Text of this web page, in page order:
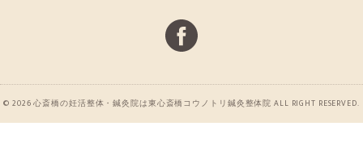
© 2026 心斎橋の妊活整体・鍼灸院は東心斎橋コウノトリ鍼灸整体院 ALL RIGHT RESERVED.